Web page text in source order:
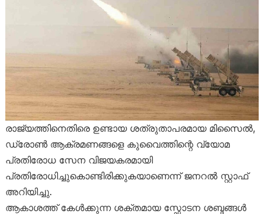
രാജ്യത്തിനെതിരെ ഉണ്ടായ ശത്രുതാപരമായ മിസൈൽ,
ഡ്രോൺ ആക്രമണങ്ങളെ കുവൈത്തിന്റെ വ്യോമ
പ്രതിരോധ സേന വിജയകരമായി
പ്രതിരോധിച്ചുകൊണ്ടിരിക്കുകയാണെന്ന് ജനറൽ സ്റ്റാഫ്
അറിയിച്ചു.
ആകാശത്ത് കേൾക്കുന്ന ശക്തമായ സ്ഫോടന ശബ്ദങ്ങൾ